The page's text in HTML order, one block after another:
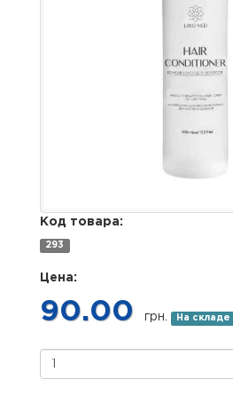
Код товара:
293
Цена:
90.00 грн. На складе